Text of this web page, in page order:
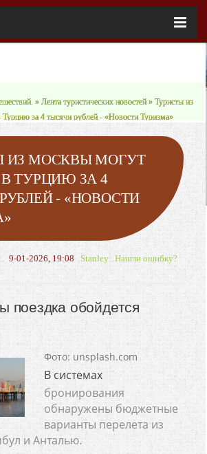
»Лента туристических новостей » Туристы из
за 4 тысячи рублей - «Новости Туризма»
ИЗ МОСКВЫ МОГУТ
ТУРЦИЮ ЗА 4
- «НОВОСТИ
9-01-2026, 19:08Stanley Нашли ошибку?
поездка обойдется
Фото: unsplash.com
В системах
бронирования
обнаружены бюджетные
варианты перелета из
и Анталью.